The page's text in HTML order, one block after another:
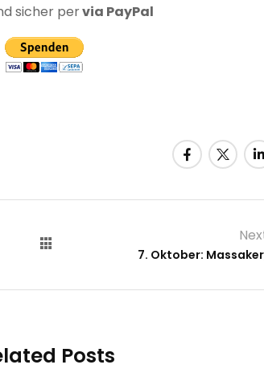
sicher pervia PayPal
Posts